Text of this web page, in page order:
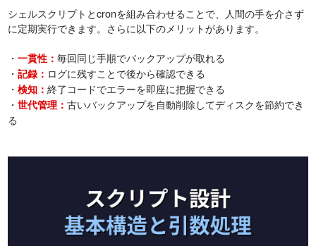
シェルスクリプトとcronを組み合わせることで、人間の手を介さず
に定期実行できます。さらに以下のメリットがあります。
・一貫性：毎回同じ手順でバックアップが取れる
・記録： ログに残すことで後から確認できる
・検知：終了コードでエラーを即座に把握できる
・世代管理：古いバックアップを自動削除してディスクを節約でき
る